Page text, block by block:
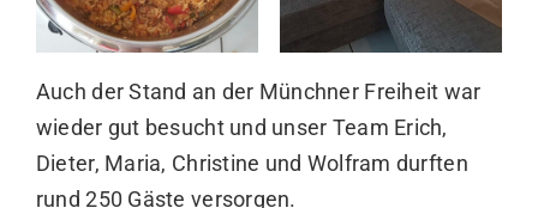
Auch der Stand an der Münchner Freiheit war
wieder gut besucht und unser Team Erich,
Dieter, Maria, Christine und Wolfram durften
rund 250 Gäste versorgen.